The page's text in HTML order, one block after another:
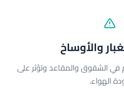
والأوساخ
في الشقوق والمقاعد وتؤثر على
الهواء.